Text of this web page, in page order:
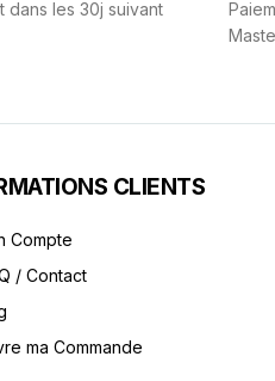
dans les 30j suivant
CLIENTS
Compte
/ Contact
ma Commande